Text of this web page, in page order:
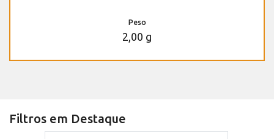
Peso
2,00 g
Filtros em Destaque